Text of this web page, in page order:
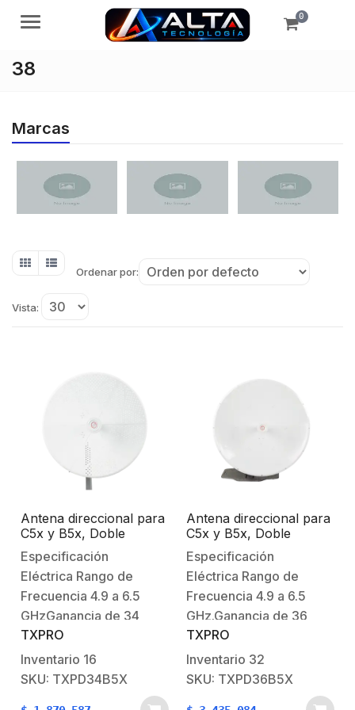
Menú 0
38
Marcas
Ordenar por:
Vista:
Antena direccional para
C5x y B5x, Doble
polaridad 45 ° y 90 °,
4.9 – 6.5 GHz, 2 ft,
Ganancia de 34 dBi,
Montaje incluido
Especificación
Eléctrica Rango de
Frecuencia 4.9 a 6.5
GHzGanancia de 34
dBiVSWR
<2.0Polarización
dobleAislamiento >30
dBF/B > 35 dB Ancho
TXPRO
Inventario 16
SKU: TXPD34B5X
Antena direccional para
C5x y B5x, Doble
polaridad 45 ° y 90 °,
4.9 – 6.5 GHz, 2 ft,
Ganancia de 36 dBi,
Montaje incluido
Especificación
Eléctrica Rango de
Frecuencia 4.9 a 6.5
GHz.Ganancia de 36
dBi.VSWR
<2.0.Polarización
doble.Aislamiento >30
dB.F/B > 35 dB.Ancho
TXPRO
Inventario 32
SKU: TXPD36B5X